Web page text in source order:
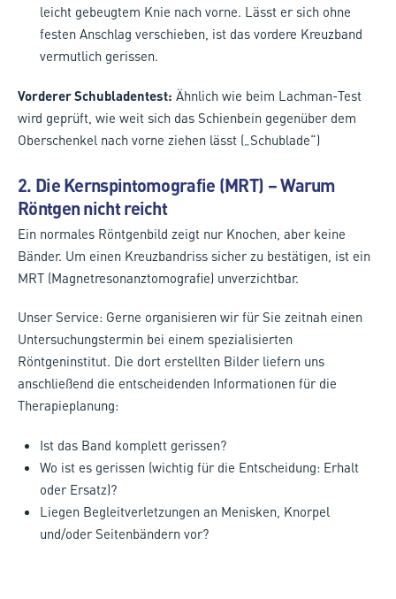
leicht gebeugtem Knie nach vorne. Lässt er sich ohne
festen Anschlag verschieben, ist das vordere Kreuzband
vermutlich gerissen.
Vorderer Schubladentest: Ähnlich wie beim Lachman-Test
wird geprüft, wie weit sich das Schienbein gegenüber dem
Oberschenkel nach vorne ziehen lässt („Schublade“)
2. Die Kernspintomografie (MRT) – Warum
Röntgen nicht reicht
Ein normales Röntgenbild zeigt nur Knochen, aber keine
Bänder. Um einen Kreuzbandriss sicher zu bestätigen, ist ein
MRT (Magnetresonanztomografie) unverzichtbar.
Unser Service: Gerne organisieren wir für Sie zeitnah einen
Untersuchungstermin bei einem spezialisierten
Röntgeninstitut. Die dort erstellten Bilder liefern uns
anschließend die entscheidenden Informationen für die
Therapieplanung:
Ist das Band komplett gerissen?
Wo ist es gerissen (wichtig für die Entscheidung: Erhalt
oder Ersatz)?
Liegen Begleitverletzungen an Menisken, Knorpel
und/oder Seitenbändern vor?